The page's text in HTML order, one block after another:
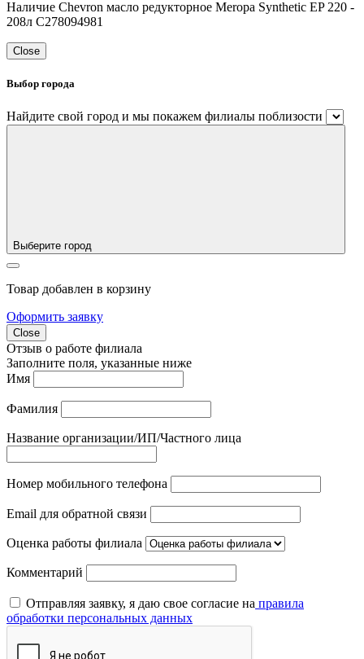
Наличие Chevron масло редукторное Meropa Synthetic EP 220 -
208л C278094981
Close
Выбор города
Найдите свой город и мы покажем филиалы поблизости
Выберите город
Товар добавлен в корзину
Оформить заявку
Close
Отзыв о работе филиала
Заполните поля, указанные ниже
Имя
Фамилия
Название организации/ИП/Частного лица
Номер мобильного телефона
Email для обратной связи
Оценка работы филиала
Комментарий
Отправляя заявку, я даю свое согласие на правила
обработки персональных данных